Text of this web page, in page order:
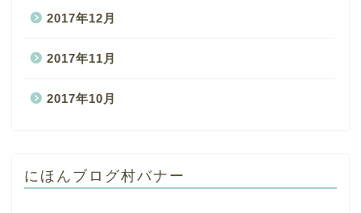
2017年12月
2017年11月
2017年10月
にほんブログ村バナー